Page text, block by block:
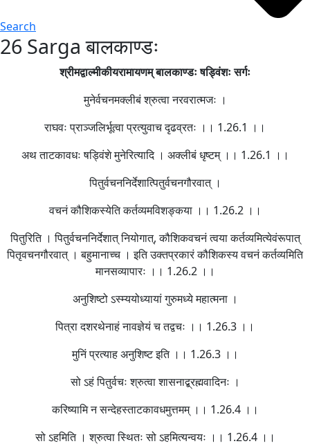
Search
26 Sarga बालकाण्डः
श्रीमद्वाल्मीकीयरामायणम् बालकाण्डः षड्विंशः सर्गः
मुनेर्वचनमक्लीबं श्रुत्वा नरवरात्मजः ।
राघवः प्राञ्जलिर्भूत्वा प्रत्युवाच दृढव्रतः ।। 1.26.1 ।।
अथ ताटकावधः षड्विंशे मुनेरित्यादि । अक्लीबं धृष्टम् ।। 1.26.1 ।।
पितुर्वचननिर्देशात्पितुर्वचनगौरवात् ।
वचनं कौशिकस्येति कर्तव्यमविशङ्कया ।। 1.26.2 ।।
पितुरिति । पितुर्वचननिर्देशात् नियोगात्, कौशिकवचनं त्वया कर्तव्यमित्येवंरूपात्
पितृवचनगौरवात् । बहुमानाच्च । इति उक्तप्रकारं कौशिकस्य वचनं कर्तव्यमिति
मानसव्यापारः ।। 1.26.2 ।।
अनुशिष्टो ऽस्म्ययोध्यायां गुरुमध्ये महात्मना ।
पित्रा दशरथेनाहं नावज्ञेयं च तद्वचः ।। 1.26.3 ।।
मुनिं प्रत्याह अनुशिष्ट इति ।। 1.26.3 ।।
सो ऽहं पितुर्वचः श्रुत्वा शासनाद्ब्रह्मवादिनः ।
करिष्यामि न सन्देहस्ताटकावधमुत्तमम् ।। 1.26.4 ।।
सो ऽहमिति । श्रुत्वा स्थितः सो ऽहमित्यन्वयः ।। 1.26.4 ।।